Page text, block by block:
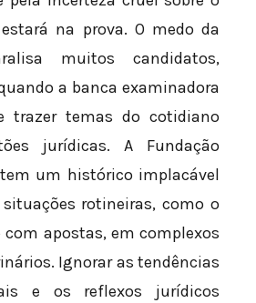
na prova. O medo da
muitos candidatos,
a banca examinadora
trazer temas do cotidiano
jurídicas. A Fundação
um histórico implacável
rotineiras, como o
apostas, em complexos
Ignorar as tendências
e os reflexos jurídicos